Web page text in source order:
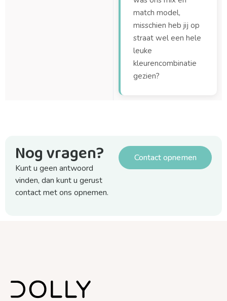
match model,
misschien heb jij op
straat wel een hele
leuke
kleurencombinatie
gezien?
Nog vragen?
Kunt u geen antwoord
vinden, dan kunt u gerust
contact met ons opnemen.
Contact opnemen